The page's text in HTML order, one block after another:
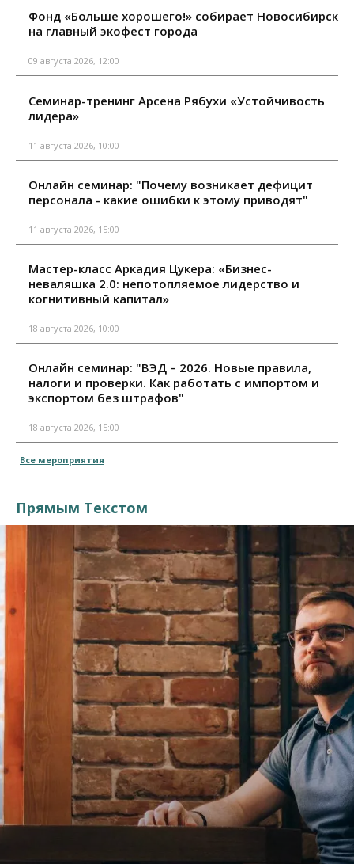
Фонд «Больше хорошего!» собирает Новосибирск
на главный экофест города
09 августа 2026, 12:00
Семинар-тренинг Арсена Рябухи «Устойчивость
лидера»
11 августа 2026, 10:00
Онлайн семинар: "Почему возникает дефицит
персонала - какие ошибки к этому приводят"
11 августа 2026, 15:00
Мастер-класс Аркадия Цукера: «Бизнес-
неваляшка 2.0: непотопляемое лидерство и
когнитивный капитал»
18 августа 2026, 10:00
Онлайн семинар: "ВЭД – 2026. Новые правила,
налоги и проверки. Как работать с импортом и
экспортом без штрафов"
18 августа 2026, 15:00
Все мероприятия
Прямым Текстом